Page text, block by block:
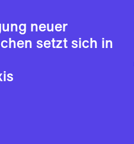
neuer
setzt sich in